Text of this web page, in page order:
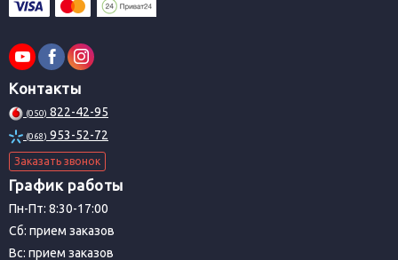
Контакты
(050) 822-42-95
(068) 953-52-72
Заказать звонок
График работы
Пн-Пт: 8:30-17:00
Сб: прием заказов
Вс: прием заказов